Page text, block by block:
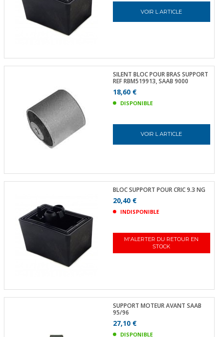
VOIR L ARTICLE
SILENT BLOC POUR BRAS SUPPORT
REF RBM519913, SAAB 9000
18,60 €
DISPONIBLE
VOIR L ARTICLE
BLOC SUPPORT POUR CRIC 9.3 NG
20,40 €
INDISPONIBLE
M'ALERTER DU RETOUR EN
STOCK
SUPPORT MOTEUR AVANT SAAB
95/96
27,10 €
DISPONIBLE